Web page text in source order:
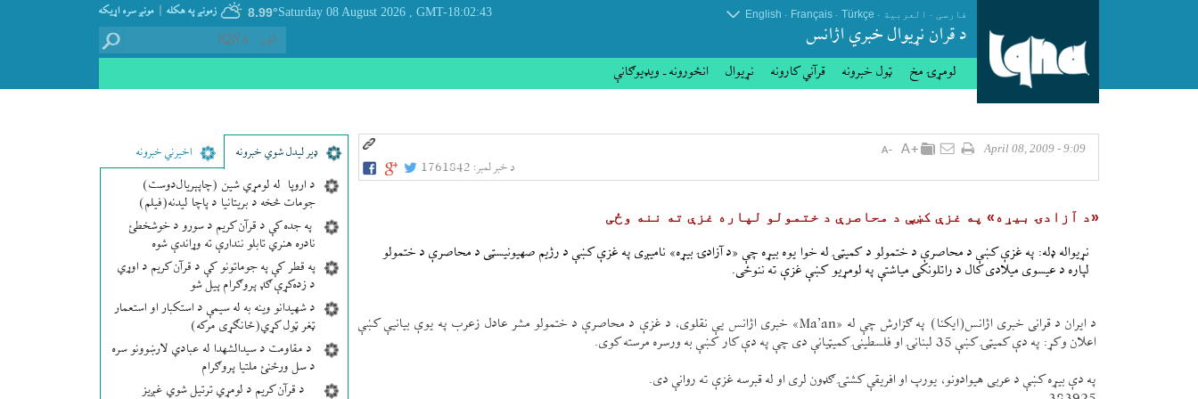
مونږ سره اړيکه | زمونږ په هکله 8.99° GMT-18:02:43
, Saturday 08 August 2026 فارسی . العربیة .
Türkçe
.
Français
.
English
د قران نړيوال خبري اژانس
لومړۍ مخ ټول خبرونه قرآني کارونه نړيوال انځورونه ـ ویډیوګانې
ډير لیدل شوي خبرونه اخیرني خبرونه
د اروپا له لومړي شین (چاپېریال‌دوست)
جومات څخه د بریتانیا د پاچا لیدنه(فیلم)
په جده کې د قرآن کریم د سورو د خوشخطئ
نادره هنري تابلو نندارې ته وړاندې شوه
په قطر کې په جوماتونو کې د قرآن کریم د اوړي
د زده‌کړې ګډ پروګرام پیل شو
د شهیدانو وینه به له سیمې د استکبار او استعمار
ټغر ټول کړي(ځانګړی مرکه)
د مقاومت د سیدالشهدا له عبادي لارښوونو سره
د سل ورځنئ ملتیا پروګرام
د قرآن کریم د لومړي ترتیل شوي غږیز
9:09 - April 08, 2009
د خبر لمبر: 1761842
«د آزادۍ بیړه» په غزې كښې د محاصرې د ختمولو لپاره غزې ته ننه وځی
نړيواله ډله: په غزې كښې د محاصرې د ختمولو د كمیټۍ له خوا يوه بیړه چې «د آزادۍ بیړه» نامیږی په غزې كښې د رژيم صهيونيسټی د محاصرې د ختمولو
لپاره د عيسوی ميلادی كال د راتلونكی مياشتې په لومړيو كښې غزې ته ننوځی.
د ايران د قرانی خبری اژانس(ايكنا) په ګزارش چې له «Ma’an» خبری اژانس یې نقلوی، د غزې د محاصرې د ختمولو مشر عادل زعرب په يوې بيانیې كښې
اعلان وكړ: په دې كمیټۍ كښې 35 لبنانۍ او فلسطينۍ كمیټيانې دی چې په دې كار كښې به ورسره مرسته كوی.
په دې بیړه كښې د عربی هيوادونو، يورپ او افريقې كشتۍ ګډون لری او له قبرسه غزې ته روانې دی.